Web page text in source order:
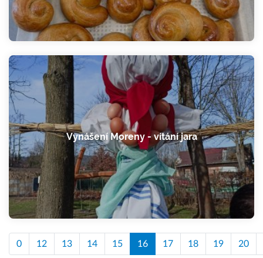
Vynášení Moreny - vítání jara
0 12 13 14 15 16 17 18 19 20